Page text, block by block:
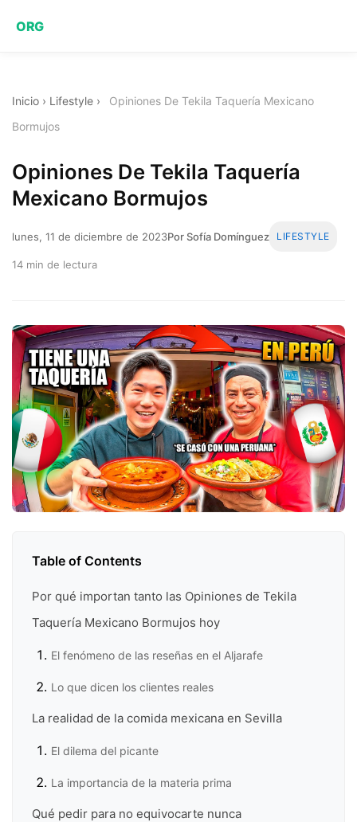
ORG
Inicio › Lifestyle ›
Opiniones De Tekila Taquería Mexicano
Bormujos
Opiniones De Tekila Taquería
Mexicano Bormujos
lunes, 11 de diciembre de 2023Por Sofía Domínguez LIFESTYLE
14 min de lectura
Table of Contents
Por qué importan tanto las Opiniones de Tekila
Taquería Mexicano Bormujos hoy
El fenómeno de las reseñas en el Aljarafe
Lo que dicen los clientes reales
La realidad de la comida mexicana en Sevilla
El dilema del picante
La importancia de la materia prima
Qué pedir para no equivocarte nunca